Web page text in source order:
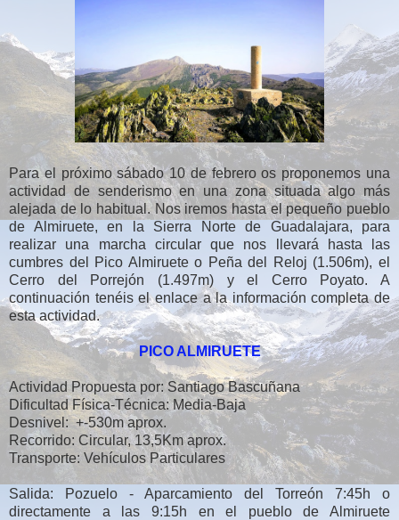
Para el próximo sábado 10 de febrero os proponemos una
actividad de senderismo en una zona situada algo más
alejada de lo habitual. Nos iremos hasta el pequeño pueblo
de Almiruete, en la Sierra Norte de Guadalajara, para
realizar una marcha circular que nos llevará hasta las
cumbres del Pico Almiruete o Peña del Reloj (1.506m), el
Cerro del Porrejón (1.497m) y el Cerro Poyato. A
continuación tenéis el enlace a la información completa de
esta actividad.
PICO ALMIRUETE
Actividad Propuesta por: Santiago Bascuñana
Dificultad Física-Técnica: Media-Baja
Desnivel: +-530m aprox.
Recorrido: Circular, 13,5Km aprox.
Transporte: Vehículos Particulares
Salida: Pozuelo - Aparcamiento del Torreón 7:45h o
directamente a las 9:15h en el pueblo de Almiruete